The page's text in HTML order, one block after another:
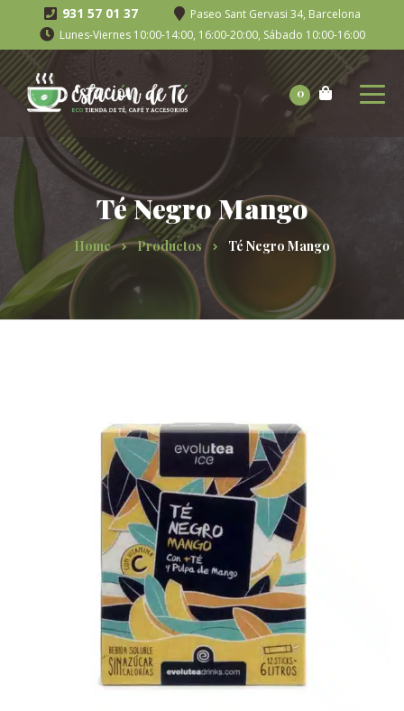
931 57 01 37
Paseo Sant Gervasi 34, Barcelona
Lunes-Viernes 10:00-14:00, 16:00-20:00, Sábado 10:00-16:00
0
Té Negro Mango
Home Productos Té Negro Mango